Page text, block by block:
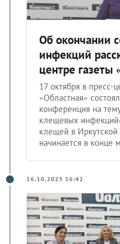
Об окончании
инфекций
центре газеты
17 октября в пресс-
«Областная»
конференция на
клещевых
клещей в Иркутской
начинается в конце м
16.10.2025 16:42